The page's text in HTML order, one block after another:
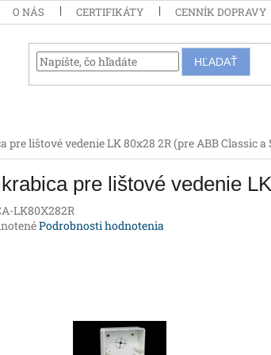
O NÁS CERTIFIKÁTY CENNÍK DOPRAVY
HĽADAŤ
pre lištové vedenie LK 80x28 2R (pre ABB Classic a
pre lištové vedenie
LK80X282R
Podrobnosti hodnotenia